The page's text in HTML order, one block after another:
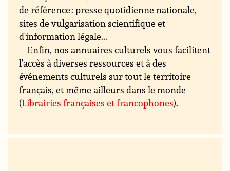
de référence : presse quotidienne nationale,
sites de vulgarisation scientifique et
d'information légale...
Enfin, nos annuaires culturels vous facilitent
l'accès à diverses ressources et à des
événements culturels sur tout le territoire
français, et même ailleurs dans le monde
(Librairies françaises et francophones).